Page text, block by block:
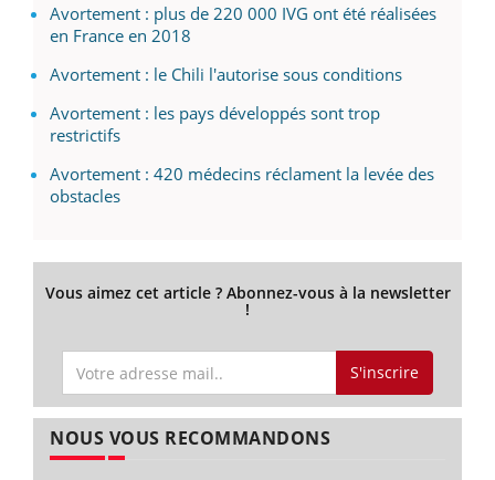
Avortement : plus de 220 000 IVG ont été réalisées
en France en 2018
Avortement : le Chili l'autorise sous conditions
Avortement : les pays développés sont trop
restrictifs
Avortement : 420 médecins réclament la levée des
obstacles
Vous aimez cet article ? Abonnez-vous à la newsletter
!
S'inscrire
NOUS VOUS RECOMMANDONS